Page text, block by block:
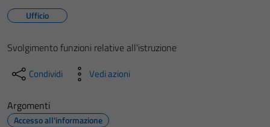
Ufficio
Svolgimento funzioni relative all'istruzione
Condividi Vedi azioni
Argomenti
Accesso all'informazione